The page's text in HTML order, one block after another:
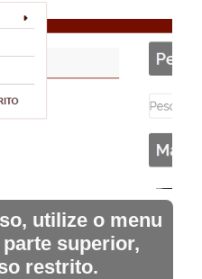
utilize o menu
superior,
restrito.